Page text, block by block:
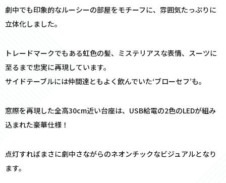
劇中でも印象的なルーシーの部屋をモチーフに、雰囲気たっぷりに
立体化しました。
トレードマークでもある虹色の髪、ミステリアスな表情、スーツに
至るまで忠実に再現しています。
サイドテーブルには仲間達ともよく飲んでいた‘ブローセフ’も。
窓際を再現した全高30cm近い台座は、USB給電の2色のLEDが組み
込まれた豪華仕様！
点灯すればまさに劇中さながらのネオンチックなビジュアルとなり
ます。